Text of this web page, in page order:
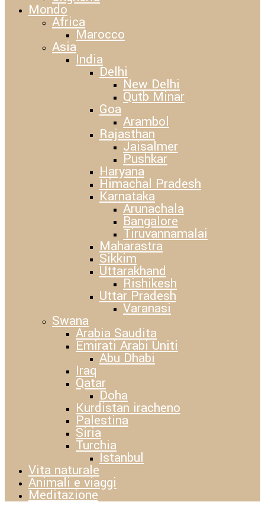
Mondo
Africa
Marocco
Asia
India
Delhi
New Delhi
Qutb Minar
Goa
Arambol
Rajasthan
Jaisalmer
Pushkar
Haryana
Himachal Pradesh
Karnataka
Arunachala
Bangalore
Tiruvannamalai
Maharastra
Sikkim
Uttarakhand
Rishikesh
Uttar Pradesh
Varanasi
Swana
Arabia Saudita
Emirati Arabi Uniti
Abu Dhabi
Iraq
Qatar
Doha
Kurdistan iracheno
Palestina
Siria
Turchia
Istanbul
Vita naturale
Animali e viaggi
Meditazione